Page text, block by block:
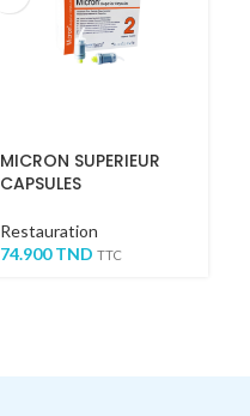
MICRON SUPERIEUR
CAPSULES
Restauration
74.900TND TTC